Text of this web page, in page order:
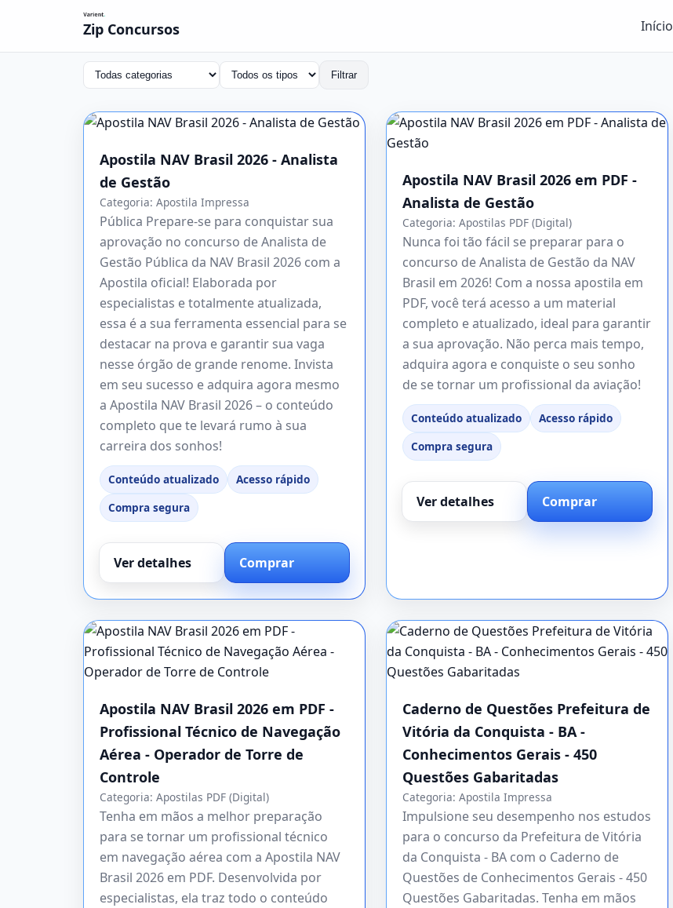
Zip Concursos Início
Filtrar
Apostila NAV Brasil 2026 - Analista
de Gestão
Categoria: Apostila Impressa
Pública Prepare-se para conquistar sua
aprovação no concurso de Analista de
Gestão Pública da NAV Brasil 2026 com a
Apostila oficial! Elaborada por
especialistas e totalmente atualizada,
essa é a sua ferramenta essencial para se
destacar na prova e garantir sua vaga
nesse órgão de grande renome. Invista
em seu sucesso e adquira agora mesmo
a Apostila NAV Brasil 2026 – o conteúdo
completo que te levará rumo à sua
carreira dos sonhos!
Conteúdo atualizado
Acesso rápido
Compra segura
Ver detalhes Comprar
Apostila NAV Brasil 2026 em PDF -
Analista de Gestão
Categoria: Apostilas PDF (Digital)
Nunca foi tão fácil se preparar para o
concurso de Analista de Gestão da NAV
Brasil em 2026! Com a nossa apostila em
PDF, você terá acesso a um material
completo e atualizado, ideal para garantir
a sua aprovação. Não perca mais tempo,
adquira agora e conquiste o seu sonho
de se tornar um profissional da aviação!
Conteúdo atualizado
Acesso rápido
Compra segura
Ver detalhes Comprar
Apostila NAV Brasil 2026 em PDF -
Profissional Técnico de Navegação
Aérea - Operador de Torre de
Controle
Categoria: Apostilas PDF (Digital)
Tenha em mãos a melhor preparação
para se tornar um profissional técnico
em navegação aérea com a Apostila NAV
Brasil 2026 em PDF. Desenvolvida por
especialistas, ela traz todo o conteúdo
Caderno de Questões Prefeitura de
Vitória da Conquista - BA -
Conhecimentos Gerais - 450
Questões Gabaritadas
Categoria: Apostila Impressa
Impulsione seu desempenho nos estudos
para o concurso da Prefeitura de Vitória
da Conquista - BA com o Caderno de
Questões de Conhecimentos Gerais - 450
Questões Gabaritadas. Tenha em mãos